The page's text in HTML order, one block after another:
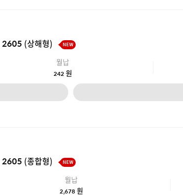
2605 (상해형) NEW
월납
242 원
2605 (종합형) NEW
월납
2,678원